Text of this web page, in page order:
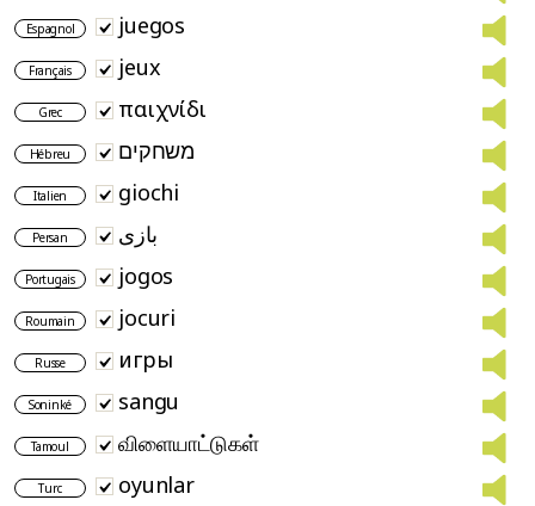
Espagnol juegos
Français jeux
Grec παιχνίδι
Hébreu משחקים
Italien giochi
Persan بازی
Portugais jogos
Roumain jocuri
Russe игры
Soninké sangu
Tamoul விளையாட்டுகள்
Turc oyunlar